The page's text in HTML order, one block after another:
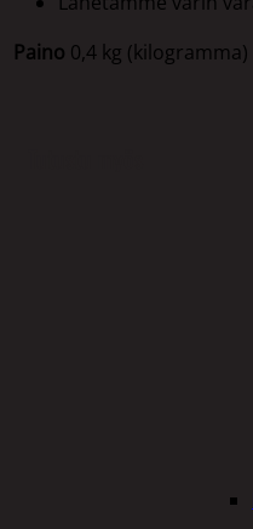
Paino 0,4 kg (kilogramma)